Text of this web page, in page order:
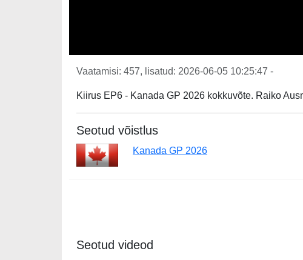
Vaatamisi: 457, lisatud: 2026-06-05 10:25:47 -
Kiirus EP6 - Kanada GP 2026 kokkuvõte. Raiko
Seotud võistlus
Kanada GP 2026
Seotud videod